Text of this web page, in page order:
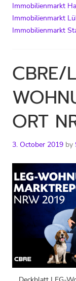
Immobilienmarkt
Immobilienmarkt
Immobilienmarkt
CBRE/
ORT
3. October 2019 by